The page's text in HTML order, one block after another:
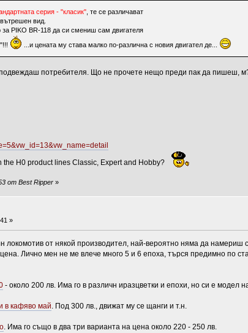
серия - "класик", те се различават
вид.
PIKO BR-118 да си смениш сам двигателя
...и цената му става малко по-различна с новия двигател де...
подвеждаш потребителя. Що не прочете нещо преди пак да пишеш,
H0 product lines Classic, Expert and Hobby?
от Best Ripper »
»
локомотив от някой производител, най-вероятно няма да
Лично мен не ме влече много 5 и 6 епоха, търся предимно по
- около 200 лв. Има го в различн иразцветки и епохи, но си е модел
в кафяво май. Под 300 лв., движат му се щанги и т.н.
. Има го също в два три варианта на цена около 220 - 250 лв.